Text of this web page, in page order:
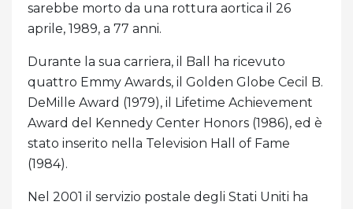
sarebbe morto da una rottura aortica il 26
aprile, 1989, a 77 anni.
Durante la sua carriera, il Ball ha ricevuto
quattro Emmy Awards, il Golden Globe Cecil B.
DeMille Award (1979), il Lifetime Achievement
Award del Kennedy Center Honors (1986), ed è
stato inserito nella Television Hall of Fame
(1984).
Nel 2001 il servizio postale degli Stati Uniti ha